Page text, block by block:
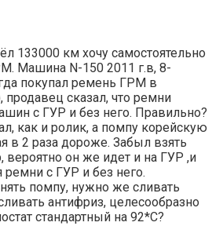
133000 км хочу самостоятельно
Машина N-150 2011 г.в, 8-
покупал ремень ГРМ в
продавец сказал, что ремни
с ГУР и без него. Правильно?
как и ролик, а помпу корейскую
в 2 раза дороже. Забыл взять
вероятно он же идет и на ГУР ,и
ремни с ГУР и без него.
помпу, нужно же сливать
антифриз, целесообразно
стандартный на 92*С?